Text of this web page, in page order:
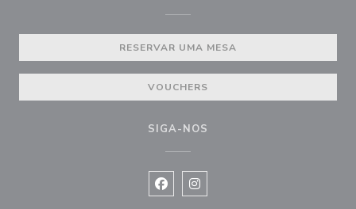
RESERVAR UMA MESA
VOUCHERS
SIGA-NOS
Facebook ((abre numa nova janela))
Instagram ((abre numa nova